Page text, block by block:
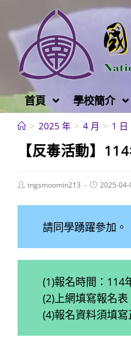
至
容
首頁 學校簡介
> 2025 年 > 4 月 > 1 日
【反毒活動】
Posttngsmoomin213
Post2025-04-
請同學踴躍參加。
(1)報名時間：114
(2)上網填寫報名
(4)報名資料須填